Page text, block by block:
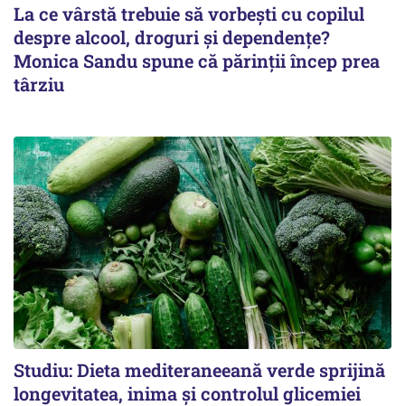
La ce vârstă trebuie să vorbești cu copilul
despre alcool, droguri și dependențe?
Monica Sandu spune că părinții încep prea
târziu
Studiu: Dieta mediteraneeană verde sprijină
longevitatea, inima și controlul glicemiei